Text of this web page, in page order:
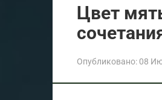
Цвет
Опубликовано: 08